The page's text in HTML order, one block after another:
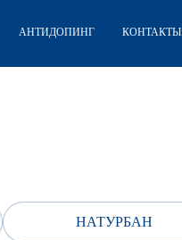
АНТИДОПИНГ КОНТАКТЫ
НАТУРБАН